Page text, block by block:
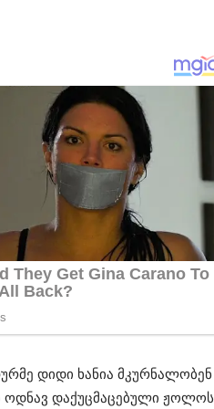
დიდი ხანია მკურნალობენ
ოდნავ დაქუცმაცებული ჟოლოს